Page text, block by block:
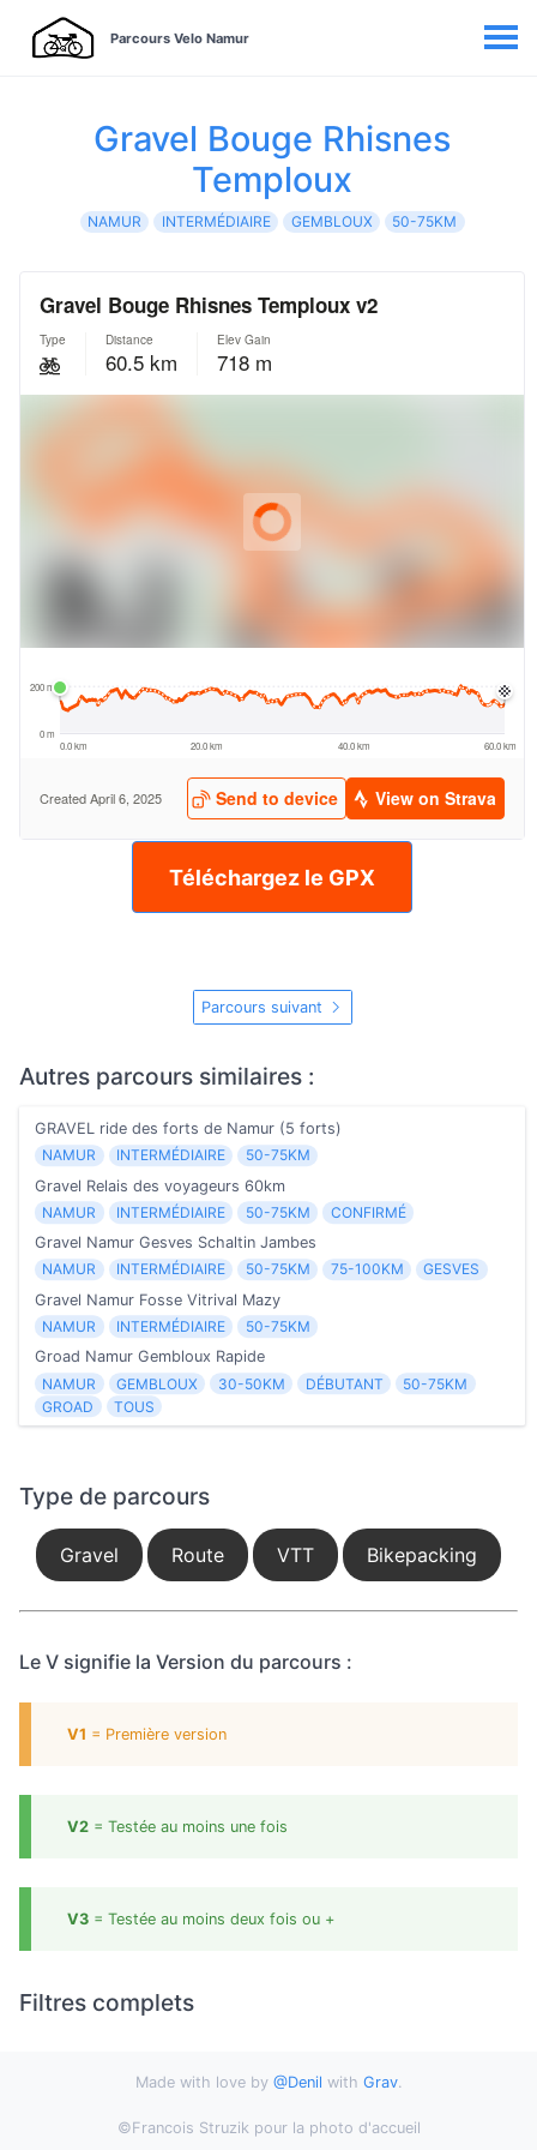
Parcours Velo Namur
Gravel Bouge Rhisnes
Temploux
NAMUR INTERMÉDIAIRE GEMBLOUX 50-75KM
Téléchargez le GPX
Parcours suivant
Autres parcours similaires :
GRAVEL ride des forts de Namur (5 forts)
NAMUR
INTERMÉDIAIRE
50-75KM
Gravel Relais des voyageurs 60km
NAMUR
INTERMÉDIAIRE 50-75KM
CONFIRMÉ
Gravel Namur Gesves Schaltin Jambes
NAMUR
INTERMÉDIAIRE 50-75KM 75-100KM
GESVES
Gravel Namur Fosse Vitrival Mazy
NAMUR
INTERMÉDIAIRE
50-75KM
Groad Namur Gembloux Rapide
NAMUR
GEMBLOUX 30-50KM DÉBUTANT
50-75KM
GROAD
TOUS
Type de parcours
Gravel Route VTT Bikepacking
Le V signifie la Version du parcours :
V1 = Première version
V2 = Testée au moins une fois
V3 = Testée au moins deux fois ou +
Filtres complets
Made with love by @Denil with Grav.
©Francois Struzik pour la photo d'accueil